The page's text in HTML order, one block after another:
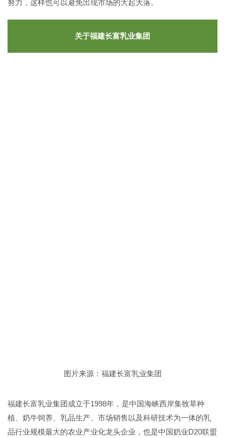
努力，这样也可以避免出现市场的大起大落。
关于福建长富乳业集团
图片来源：福建长富乳业集团
福建长富乳业集团成立于1998年，是中国海峡西岸集牧草种
植、奶牛饲养、乳品生产、市场销售以及科研技术为一体的乳
品行业规模最大的农业产业化龙头企业，也是中国奶业D20联盟